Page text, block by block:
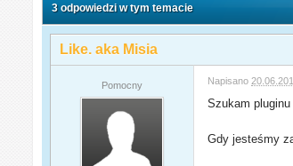
3 odpowiedzi w tym temacie
Like. aka Misia
Pomocny Napisano
Szukam pluginu
Gdy jesteśmy